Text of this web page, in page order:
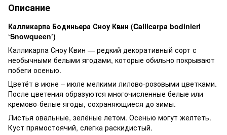
Описание
Калликарпа Бодиньера Сноу Квин (Callicarpa bodinieri
‘Snowqueen’)
Калликарпа Сноу Квин — редкий декоративный сорт с
необычными белыми ягодами, которые обильно покрывают
побеги осенью.
Цветёт в июне – июле мелкими лилово-розовыми цветками.
После цветения образуются многочисленные белые или
кремово-белые ягоды, сохраняющиеся до зимы.
Листья овальные, зелёные летом. Осенью могут желтеть.
Куст прямостоячий, слегка раскидистый.